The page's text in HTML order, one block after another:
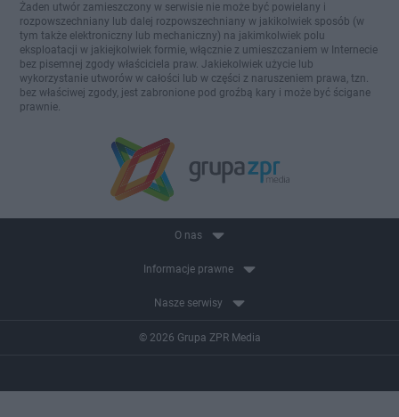
Żaden utwór zamieszczony w serwisie nie może być powielany i
rozpowszechniany lub dalej rozpowszechniany w jakikolwiek sposób (w
tym także elektroniczny lub mechaniczny) na jakimkolwiek polu
eksploatacji w jakiejkolwiek formie, włącznie z umieszczaniem w Internecie
bez pisemnej zgody właściciela praw. Jakiekolwiek użycie lub
wykorzystanie utworów w całości lub w części z naruszeniem prawa, tzn.
bez właściwej zgody, jest zabronione pod groźbą kary i może być ścigane
prawnie.
O nas
Informacje prawne
Nasze serwisy
© 2026 Grupa ZPR Media